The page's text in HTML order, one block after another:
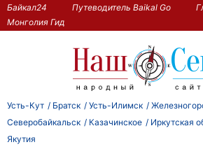
Байкал24 Путеводитель Baikal Go
Монголия Гид
Усть-Кут Братск Усть-Илимск
Северобайкальск
Казачинское Иркутская
Якутия